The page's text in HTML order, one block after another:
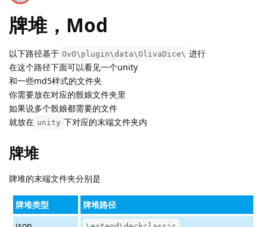
牌堆，Mod
以下路径基于 OvO\plugin\data\OlivaDice\ 进行
在这个路径下面可以看见一个unity
和一些md5样式的文件夹
你需要放在对应的骰娘文件夹里
如果说多个骰娘都需要的文件
就放在 unity 下对应的末端文件夹内
牌堆
牌堆的末端文件夹分别是
牌堆类型
牌堆路径